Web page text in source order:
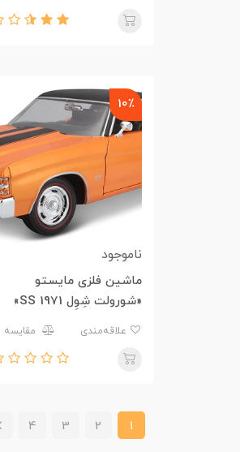
10٪
ناموجود
ماشین فلزی مایستو
«شورولت شِوِل 1971 SS»
مقایسه
1
2
3
4